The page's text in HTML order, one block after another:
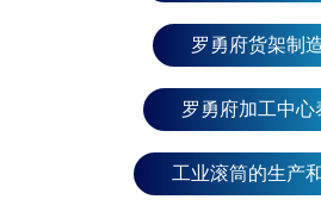
罗勇府货架制
罗勇府加工中心
工业滚筒的生产